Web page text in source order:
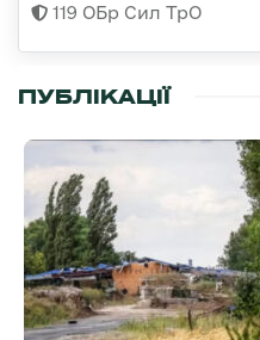
119 ОБр Сил ТрО
ПУБЛІКАЦІЇ